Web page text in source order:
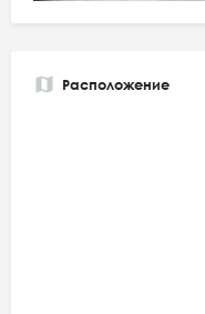
Расположение